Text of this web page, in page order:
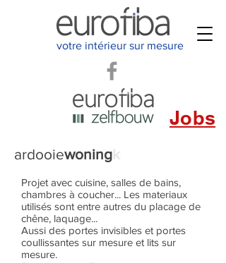
votre intérieur sur mesure
Jobs
ardooiewoningk
Projet avec cuisine, salles de bains,
chambres à coucher... Les materiaux
utilisés sont entre autres du placage de
chêne, laquage...
Aussi des portes invisibles et portes
coullissantes sur mesure et lits sur
mesure.